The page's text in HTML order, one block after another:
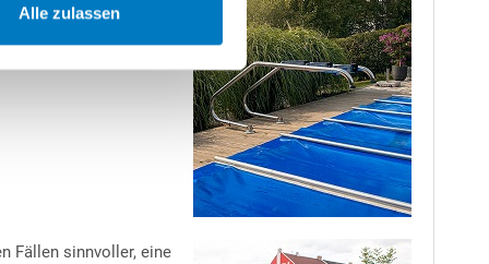
Alle zulassen
durch Temperatur und Wasserdruck zu
dass auch nachts die genannte
beim Verlegen nicht schnell genug „auf
Temperatur zu hoch: Folie weich, elastisch, zu
manche
die Leiter um 90°
Fällen sinnvoller, eine